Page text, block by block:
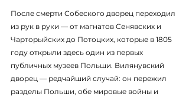
После смерти Собеского дворец переходил
из рук в руки — от магнатов Сенявских и
Чарторыйских до Потоцких, которые в 1805
году открыли здесь один из первых
публичных музеев Польши. Вилянувский
дворец — редчайший случай: он пережил
разделы Польши, обе мировые войны и